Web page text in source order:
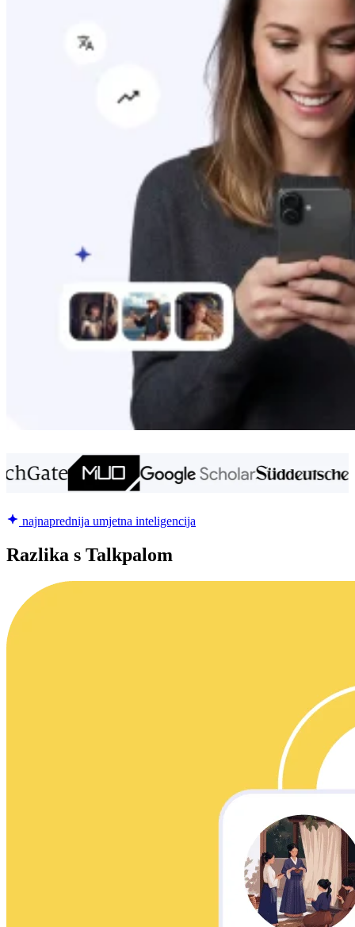
najnaprednija umjetna inteligencija
Razlika s Talkpalom